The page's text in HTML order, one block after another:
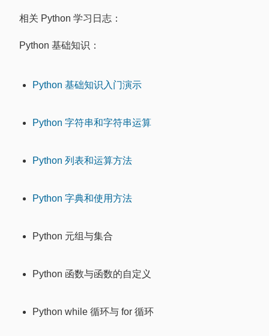
相关 Python 学习日志：
Python 基础知识：
Python 基础知识入门演示
Python 字符串和字符串运算
Python 列表和运算方法
Python 字典和使用方法
Python 元组与集合
Python 函数与函数的自定义
Python while 循环与 for 循环